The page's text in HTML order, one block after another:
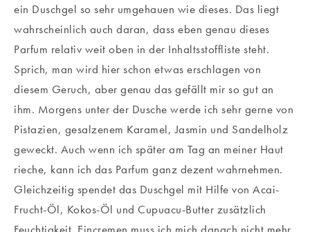
ein Duschgel so sehr umgehauen wie dieses. Das liegt
wahrscheinlich auch daran, dass eben genau dieses
Parfum relativ weit oben in der Inhaltsstoffliste steht.
Sprich, man wird hier schon etwas erschlagen von
diesem Geruch, aber genau das gefällt mir so gut an
ihm. Morgens unter der Dusche werde ich sehr gerne von
Pistazien, gesalzenem Karamel, Jasmin und Sandelholz
geweckt. Auch wenn ich später am Tag an meiner Haut
rieche, kann ich das Parfum ganz dezent wahrnehmen.
Gleichzeitig spendet das Duschgel mit Hilfe von Acai-
Frucht-Öl, Kokos-Öl und Cupuacu-Butter zusätzlich